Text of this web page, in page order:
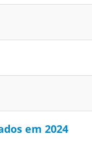
em 2024